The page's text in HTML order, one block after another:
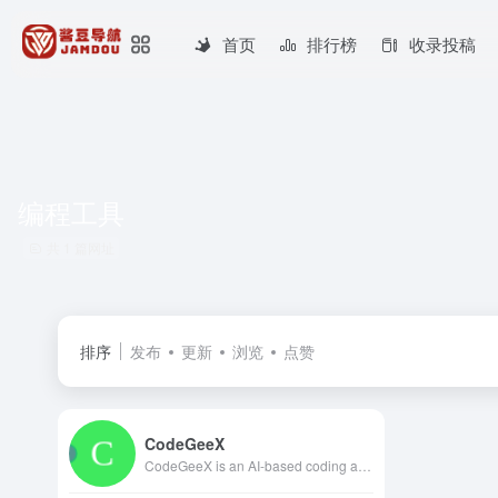
首页 排行榜 收录投稿
排序 发布 更新 浏览 点赞
CodeGeeX